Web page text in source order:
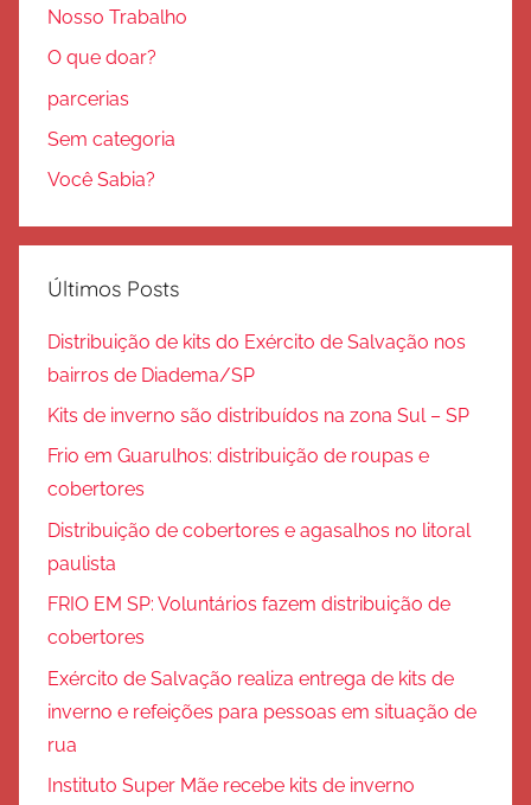
Nosso Trabalho
O que doar?
parcerias
Sem categoria
Você Sabia?
Últimos Posts
Distribuição de kits do Exército de Salvação nos
bairros de Diadema/SP
Kits de inverno são distribuídos na zona Sul – SP
Frio em Guarulhos: distribuição de roupas e
cobertores
Distribuição de cobertores e agasalhos no litoral
paulista
FRIO EM SP: Voluntários fazem distribuição de
cobertores
Exército de Salvação realiza entrega de kits de
inverno e refeições para pessoas em situação de
rua
Instituto Super Mãe recebe kits de inverno